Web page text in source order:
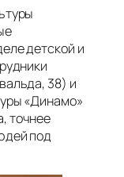
детской и
38) и
«Динамо»
точнее
под